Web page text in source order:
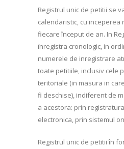
Registrul unic de petitii se
calendaristic, cu inceperea
fiecare început de an. In
înregistra cronologic, in
numerele de inregistrare
toate petitiile, inclusiv cele
teritoriale (in masura in
fi deschise), indiferent de
a acestora: prin
electronica, prin sistemul
Registrul unic de petitii în